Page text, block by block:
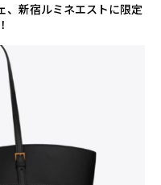
、新宿ルミネエストに限定